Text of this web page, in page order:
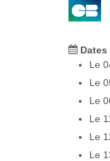
Dates
Le
Le
Le
Le
Le
Le